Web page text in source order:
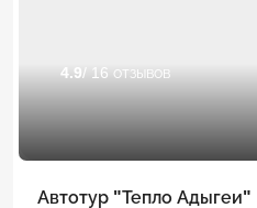
4.9 / 16 отзывов
Автотур "Тепло Адыгеи"